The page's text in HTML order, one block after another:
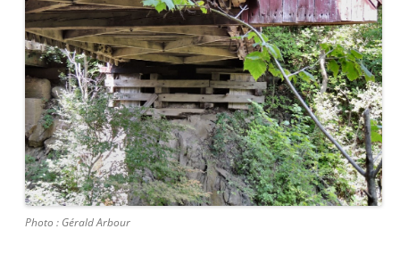
Photo : Gérald Arbour